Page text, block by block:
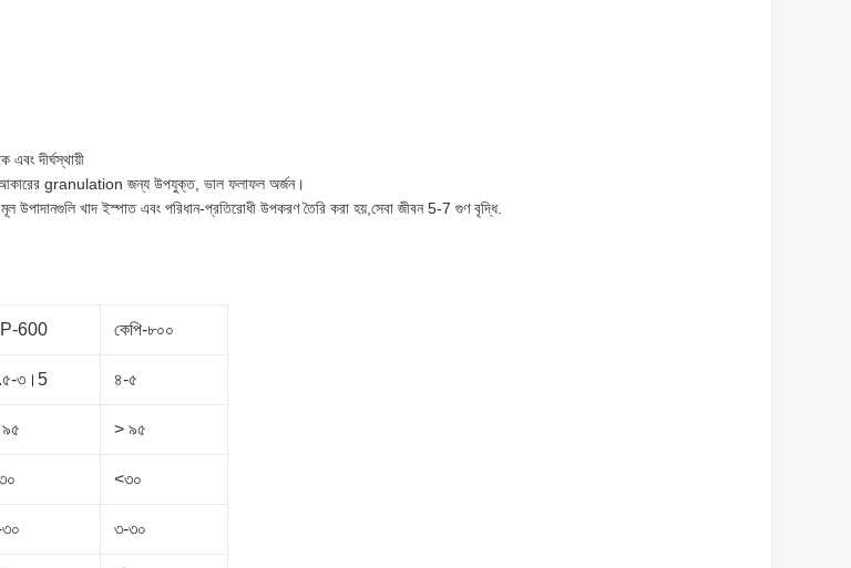
এবং দীর্ঘস্থায়ী
আকারের granulation জন্য উপযুক্ত, ভাল ফলাফল অর্জন।
উপাদানগুলি খাদ ইস্পাত এবং পরিধান-প্রতিরোধী উপকরণ তৈরি করা হয়,সেবা জীবন 5-7 গুণ বৃদ্ধি.
600 কেপি-৮০০
৩।5 ৪-৫
> ৯৫
<৩০
৩-৩০